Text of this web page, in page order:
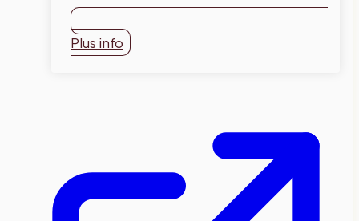
Plus info